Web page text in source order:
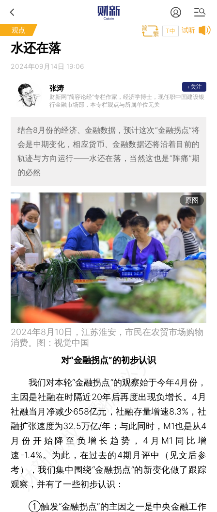
观点 试听
T中
水还在落
2024年09月14日 19:06
张涛
财新网“简容论经”专栏作家，经济学博士，现任职中国建设银
行金融市场部，本专栏观点与所属单位无关
+关注
结合8月份的经济、金融数据，预计这次“金融拐点”将
会是中期变化，相应货币、金融数据还将沿着目前的
轨迹与方向运行——水还在落，当然这也是“阵痛”期
的必然
原图
2024年8月10日，江苏淮安，市民在农贸市场购物
消费。图：视觉中国
对“金融拐点”的初步认识
我们对本轮“金融拐点”的观察始于今年4月份，
主因是社融在时隔近20年后再度出现负增长。4月
社融当月净减少658亿元，社融存量增速8.3%，社
融扩张速度为32.5万亿/年；与此同时，M1也是从4
月份开始降至负增长趋势，4月M1同比增
速-1.4%。为此，在过去的4期月评中（见文后参
考），我们集中围绕“金融拐点”的新变化做了跟踪
观察，并有了一些初步认识：
①触发“金融拐点”的主因之一是中央金融工作